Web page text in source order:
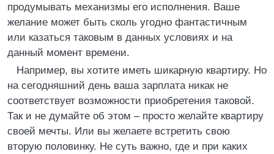
продумывать механизмы его исполнения. Ваше
желание может быть сколь угодно фантастичным
или казаться таковым в данных условиях и на
данный момент времени.
Например, вы хотите иметь шикарную квартиру. Но
на сегодняшний день ваша зарплата никак не
соответствует возможности приобретения таковой.
Так и не думайте об этом – просто желайте квартиру
своей мечты. Или вы желаете встретить свою
вторую половинку. Не суть важно, где и при каких